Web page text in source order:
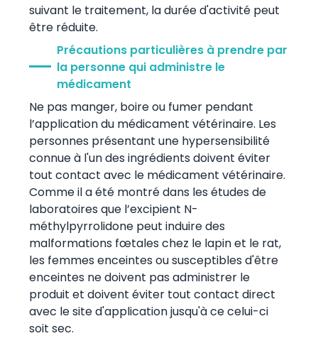
suivant le traitement, la durée d'activité peut
être réduite.
Précautions particulières à prendre par
la personne qui administre le
médicament
Ne pas manger, boire ou fumer pendant
l’application du médicament vétérinaire. Les
personnes présentant une hypersensibilité
connue à l'un des ingrédients doivent éviter
tout contact avec le médicament vétérinaire.
Comme il a été montré dans les études de
laboratoires que l’excipient N-
méthylpyrrolidone peut induire des
malformations fœtales chez le lapin et le rat,
les femmes enceintes ou susceptibles d'être
enceintes ne doivent pas administrer le
produit et doivent éviter tout contact direct
avec le site d'application jusqu'à ce celui-ci
soit sec.